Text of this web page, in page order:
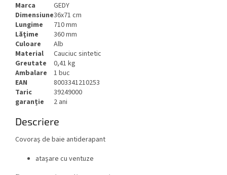
Marca
GEDY
Dimensiune36x71 cm
Lungime
710 mm
Lăţime
360 mm
Culoare
Alb
Material
Cauciuc sintetic
Greutate
0,41 kg
Ambalare
1 buc
EAN
8003341210253
Taric
39249000
garanție
2 ani
Descriere
Covoraș de baie antiderapant
atașare cu ventuze